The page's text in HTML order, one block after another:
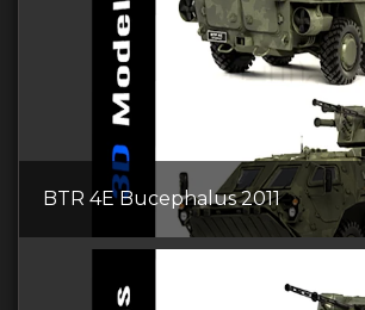
BTR 4E Bucephalus 2011